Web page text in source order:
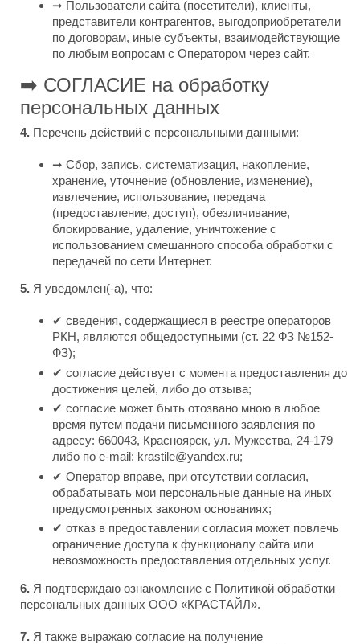
➞ Пользователи сайта (посетители), клиенты,
представители контрагентов, выгодоприобретатели
по договорам, иные субъекты, взаимодействующие
по любым вопросам с Оператором через сайт.
➡️ СОГЛАСИЕ на обработку
персональных данных
4. Перечень действий с персональными данными:
➞ Сбор, запись, систематизация, накопление,
хранение, уточнение (обновление, изменение),
извлечение, использование, передача
(предоставление, доступ), обезличивание,
блокирование, удаление, уничтожение с
использованием смешанного способа обработки с
передачей по сети Интернет.
5. Я уведомлен(-а), что:
✔ сведения, содержащиеся в реестре операторов
РКН, являются общедоступными (ст. 22 ФЗ №152-
ФЗ);
✔ согласие действует с момента предоставления до
достижения целей, либо до отзыва;
✔ согласие может быть отозвано мною в любое
время путем подачи письменного заявления по
адресу: 660043, Красноярск, ул. Мужества, 24-179
либо по e-mail: krastile@yandex.ru;
✔ Оператор вправе, при отсутствии согласия,
обрабатывать мои персональные данные на иных
предусмотренных законом основаниях;
✔ отказ в предоставлении согласия может повлечь
ограничение доступа к функционалу сайта или
невозможность предоставления отдельных услуг.
6. Я подтверждаю ознакомление с Политикой обработки
персональных данных ООО «КРАСТАЙЛ».
7. Я также выражаю согласие на получение